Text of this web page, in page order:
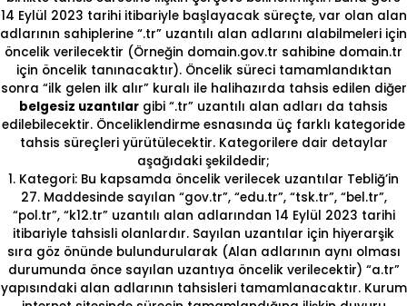
14 Eylül 2023 tarihi itibariyle başlayacak süreçte, var olan alan
adlarının sahiplerine “.tr” uzantılı alan adlarını alabilmeleri için
öncelik verilecektir (Örneğin domain.gov.tr sahibine domain.tr
için öncelik tanınacaktır). Öncelik süreci tamamlandıktan
sonra “ilk gelen ilk alır” kuralı ile halihazırda tahsis edilen diğer
belgesiz uzantılar gibi “.tr” uzantılı alan adları da tahsis
edilebilecektir. Önceliklendirme esnasında üç farklı kategoride
tahsis süreçleri yürütülecektir. Kategorilere dair detaylar
aşağıdaki şekildedir;
1. Kategori: Bu kapsamda öncelik verilecek uzantılar Tebliğ’in
27. Maddesinde sayılan “gov.tr”, “edu.tr”, “tsk.tr”, “bel.tr”,
“pol.tr”, “k12.tr” uzantılı alan adlarından 14 Eylül 2023 tarihi
itibariyle tahsisli olanlardır. Sayılan uzantılar için hiyerarşik
sıra göz önünde bulundurularak (Alan adlarının aynı olması
durumunda önce sayılan uzantıya öncelik verilecektir) “a.tr”
yapısındaki alan adlarının tahsisleri tamamlanacaktır. Kurum